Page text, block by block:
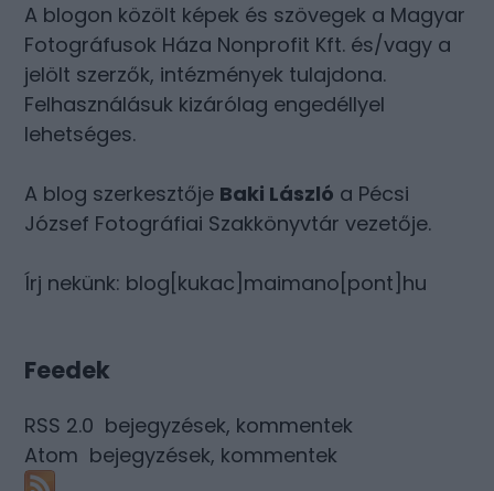
A blogon közölt képek és szövegek a Magyar
Fotográfusok Háza Nonprofit Kft. és/vagy a
jelölt szerzők, intézmények tulajdona.
Felhasználásuk kizárólag engedéllyel
lehetséges.
A blog szerkesztője Baki László a Pécsi
József Fotográfiai Szakkönyvtár vezetője.
Írj nekünk: blog[kukac]maimano[pont]hu
Feedek
RSS 2.0 bejegyzések, kommentek
Atom bejegyzések, kommentek